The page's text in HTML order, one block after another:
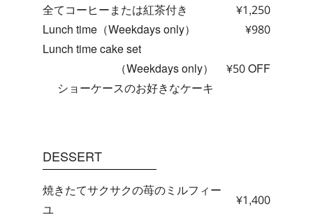
全てコーヒーまたは紅茶付き
¥1,250
Lunch time（Weekdays only）
¥980
Lunch time cake set
（Weekdays only）
ショーケースのお好きなケーキ
¥50 OFF
DESSERT
焼きたてサクサクの苺のミルフィー
ユ
¥1,400